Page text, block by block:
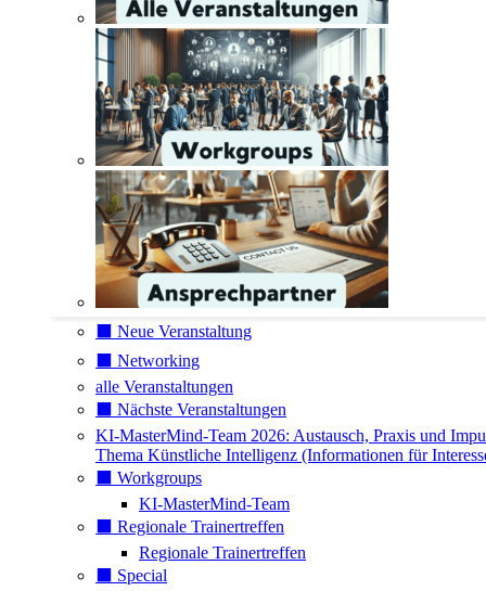
⬛️ Neue Veranstaltung
⬛️ Networking
alle Veranstaltungen
⬛️ Nächste Veranstaltungen
KI-MasterMind-Team 2026: Austausch, Praxis und
Thema Künstliche Intelligenz (Informationen für
⬛️ Workgroups
KI-MasterMind-Team
⬛️ Regionale Trainertreffen
Regionale Trainertreffen
⬛️ Special